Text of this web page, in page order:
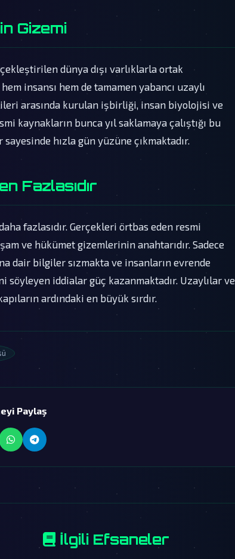
Gizemi
dünya dışı varlıklarla ortak
insansı hem de tamamen yabancı uzaylı
arasında kurulan işbirliği, insan biyolojisi ve
kaynakların bunca yıl saklamaya çalıştığı bu
hızla gün yüzüne çıkmaktadır.
Fazlasıdır
fazlasıdır. Gerçekleri örtbas eden resmi
ve hükümet gizemlerinin anahtarıdır. Sadece
dair bilgiler sızmakta ve insanların evrende
söyleyen iddialar güç kazanmaktadır. Uzaylılar ve
ardındaki en büyük sırdır.
Paylaş
İlgili Efsaneler